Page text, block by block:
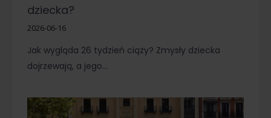
dziecka?
2026-06-16
Jak wygląda 26 tydzień ciąży? Zmysły dziecka
dojrzewają, a jego…